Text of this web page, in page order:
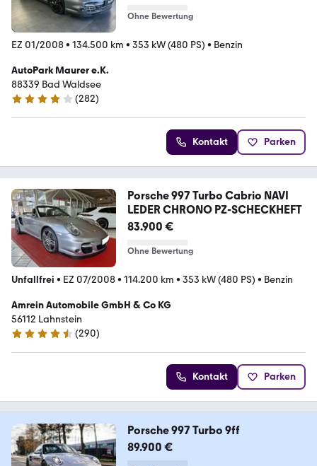
Ohne Bewertung
EZ 01/2008• 134.500 km • 353 kW (480 PS) • Benzin
AutoPark Maurer e.K.
88339 Bad Waldsee
4 Sterne
(282)
Kontakt Parken
Porsche 997 Turbo Cabrio NAVI
LEDER CHRONO PZ-SCHECKHEFT
83.900 €
Ohne Bewertung
Unfallfrei • EZ 07/2008• 114.200 km • 353 kW (480 PS) • Benzin
Amrein Automobile GmbH & Co KG
56112 Lahnstein
4.5 Sterne
(290)
Kontakt Parken
Porsche 997 Turbo 9ff
89.900 €